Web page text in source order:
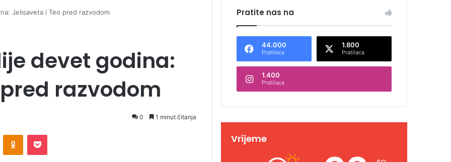
Jelisaveta i Teo pred razvodom
devet godina:
razvodom
0 1 minut čitanja
Pratite nas na
44.000
Pratilaca
1.800
Pratilaca
1.400
Pratilaca
Vrijeme